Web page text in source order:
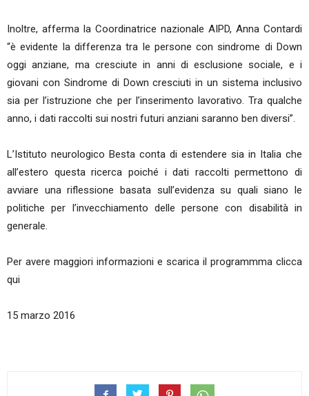
Inoltre, afferma la Coordinatrice nazionale AIPD, Anna Contardi
“è evidente la differenza tra le persone con sindrome di Down
oggi anziane, ma cresciute in anni di esclusione sociale, e i
giovani con Sindrome di Down cresciuti in un sistema inclusivo
sia per l’istruzione che per l’inserimento lavorativo. Tra qualche
anno, i dati raccolti sui nostri futuri anziani saranno ben diversi”.
L’Istituto neurologico Besta conta di estendere sia in Italia che
all’estero questa ricerca poiché i dati raccolti permettono di
avviare una riflessione basata sull’evidenza su quali siano le
politiche per l’invecchiamento delle persone con disabilità in
generale.
Per avere maggiori informazioni e scarica il programmma clicca
qui
15 marzo 2016